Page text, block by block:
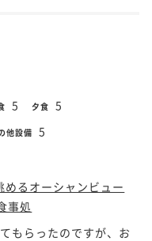
5 夕食 5
他設備 5
めるオーシャンビュー
事処
もらったのですが、お